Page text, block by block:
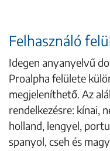
Felhasználó
Idegen anyanyelvű
Proalpha felülete
megjeleníthető. Az
rendelkezésre: kínai,
holland, lengyel,
spanyol, cseh és